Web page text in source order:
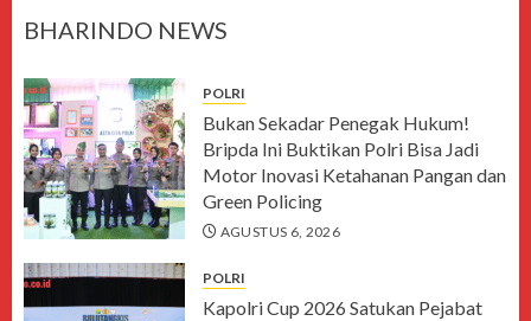
BHARINDO NEWS
POLRI
Bukan Sekadar Penegak Hukum!
Bripda Ini Buktikan Polri Bisa Jadi
Motor Inovasi Ketahanan Pangan dan
Green Policing
AGUSTUS 6, 2026
POLRI
Kapolri Cup 2026 Satukan Pejabat